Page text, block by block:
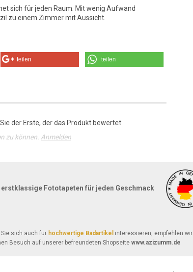
sich für jeden Raum. Mit wenig Aufwand
zu einem Zimmer mit Aussicht.
teilen teilen
der Erste, der das Produkt bewertet.
zu können. Anmelden
erstklassige Fototapeten für jeden Geschmack
sich auch für hochwertige Badartikel interessieren, empfehlen wir
Besuch auf unserer befreundeten Shopseite www.azizumm.de